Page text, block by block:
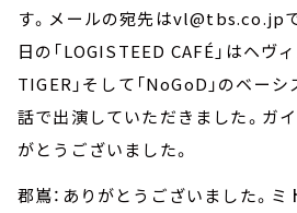
す。メールの宛先はvl@tbs.co.jp
日の「LOGISTEED CAFÉ」はヘヴ
TIGER」そして「NoGoD」のベー
話で出演していただきました。ガ
がとうございました。
郡嶌：ありがとうございました。ミ